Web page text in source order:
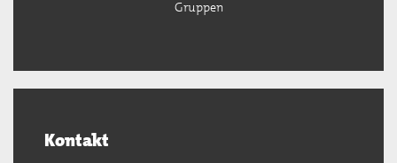
Gruppen
Kontakt